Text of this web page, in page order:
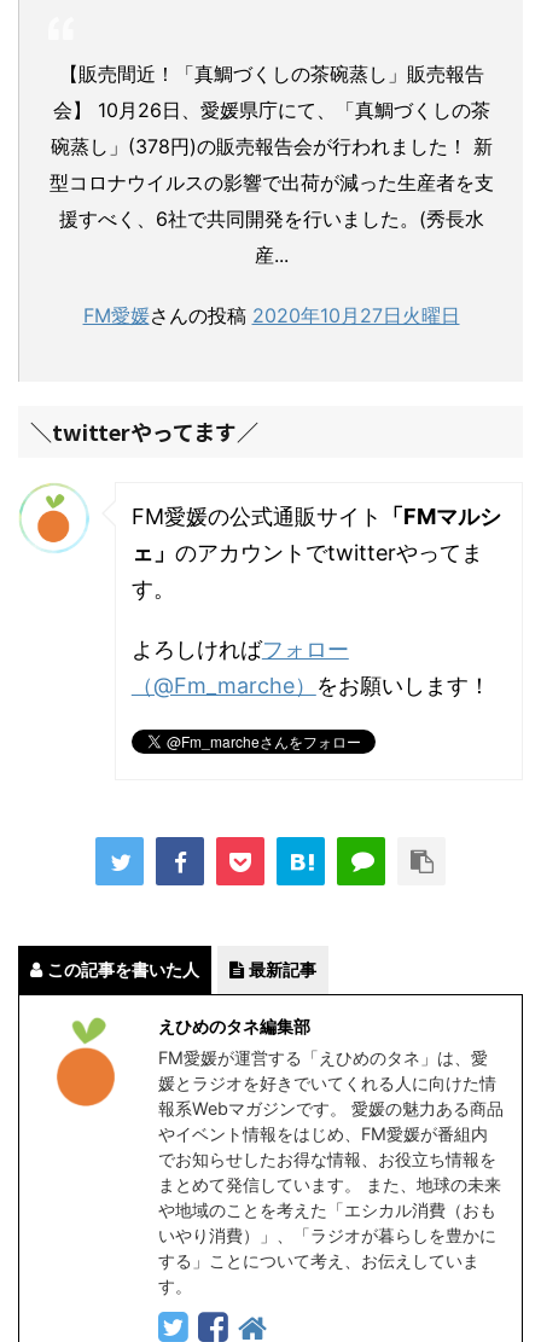
【販売間近！「真鯛づくしの茶碗蒸し」販売報告
会】 10月26日、愛媛県庁にて、「真鯛づくしの茶
碗蒸し」(378円)の販売報告会が行われました！ 新
型コロナウイルスの影響で出荷が減った生産者を支
援すべく、6社で共同開発を行いました。(秀長水
産...
FM愛媛さんの投稿 2020年10月27日火曜日
＼twitterやってます／
FM愛媛の公式通販サイト
「FMマルシ
ェ」 のアカウントでtwitterやってま
す。
よろしければフォロー
（@Fm_marche）
をお願いします！
この記事を書いた人 最新記事
えひめのタネ編集部
FM愛媛が運営する「えひめのタネ」は、愛
媛とラジオを好きでいてくれる人に向けた情
報系Webマガジンです。 愛媛の魅力ある商品
やイベント情報をはじめ、FM愛媛が番組内
でお知らせしたお得な情報、お役立ち情報を
まとめて発信しています。 また、地球の未来
や地域のことを考えた「エシカル消費（おも
いやり消費）」、「ラジオが暮らしを豊かに
する」ことについて考え、お伝えしていま
す。